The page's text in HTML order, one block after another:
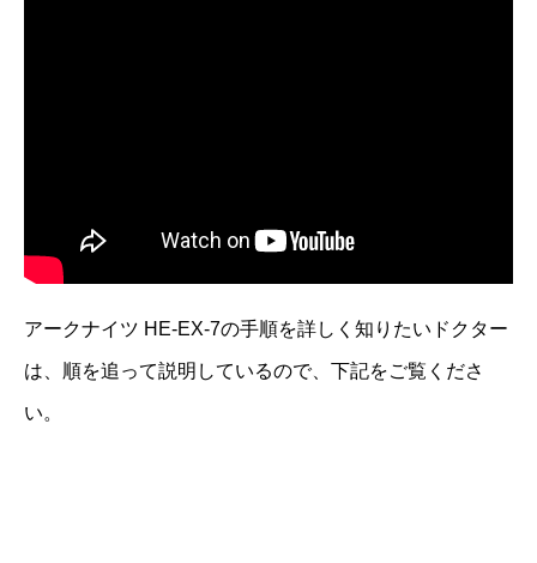
アークナイツ HE-EX-7の手順を詳しく知りたいドクター
は、順を追って説明しているので、下記をご覧くださ
い。